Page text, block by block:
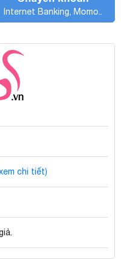
Internet Banking, Momo..
chi tiết)